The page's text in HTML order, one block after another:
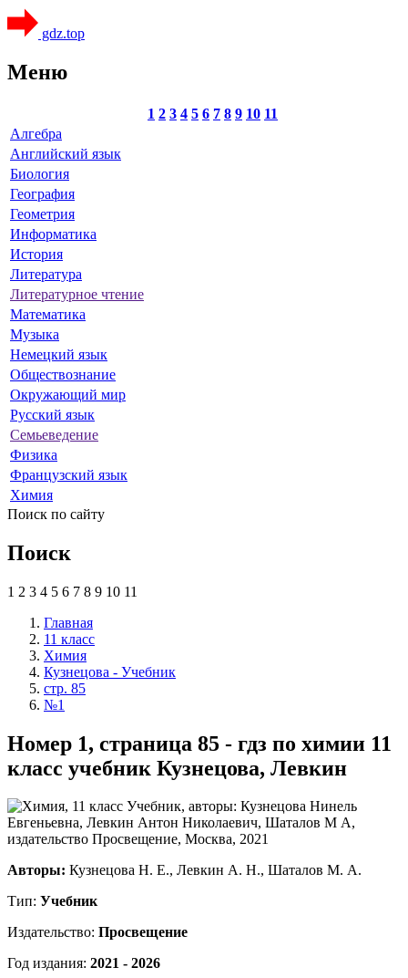
gdz.top
Меню
1 2 3 4 5 6 7 8 9 10 11
Алгебра
Английский язык
Биология
География
Геометрия
Информатика
История
Литература
Литературное чтение
Математика
Музыка
Немецкий язык
Обществознание
Окружающий мир
Русский язык
Семьеведение
Физика
Французский язык
Химия
Поиск по сайту
Поиск
1 2 3 4 5 6 7 8 9 10 11
Главная
11 класс
Химия
Кузнецова - Учебник
стр. 85
№1
Номер 1, страница 85 - гдз по химии 11
класс учебник Кузнецова, Левкин
Авторы: Кузнецова Н. Е., Левкин А. Н., Шаталов М. А.
Тип: Учебник
Издательство: Просвещение
Год издания: 2021 - 2026